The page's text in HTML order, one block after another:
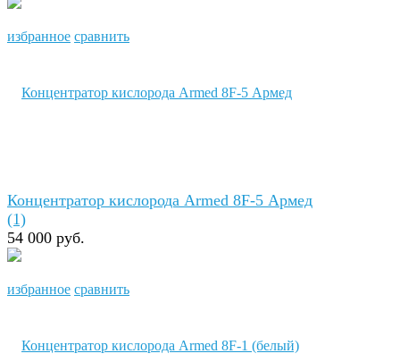
избранное сравнить
избранное сравнить
Концентратор кислорода Armed 8F-5 Армед
(1)
54 000 руб.